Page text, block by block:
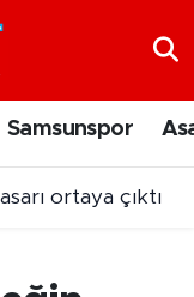
Samsunspor
ortaya çıktı